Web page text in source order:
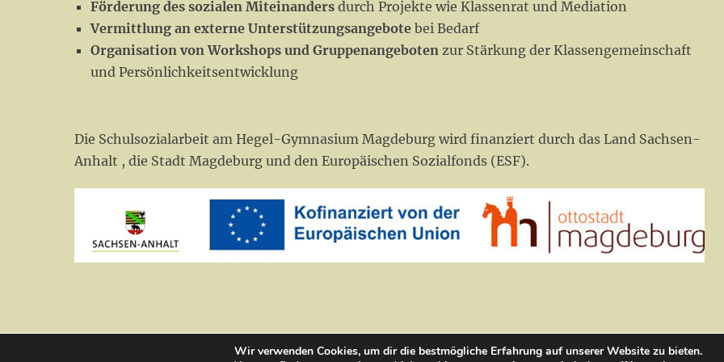
Förderung des sozialen Miteinanders durch Projekte wie Klassenrat und Mediation
Vermittlung an externe Unterstützungsangebote bei Bedarf
Organisation von Workshops und Gruppenangeboten zur Stärkung der Klassengemeinschaft
und Persönlichkeitsentwicklung
Die Schulsozialarbeit am Hegel-Gymnasium Magdeburg wird finanziert durch das Land Sachsen-
Anhalt , die Stadt Magdeburg und den Europäischen Sozialfonds (ESF).
Copyright © 2026Landesjugendwerk der AWO Sachsen-Anhalt e.V.. All Rights Reserved.
Wir verwenden Cookies, um dir die bestmögliche Erfahrung auf unserer Website zu bieten.